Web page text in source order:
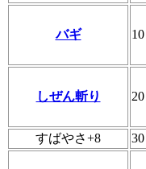
バギ 10
しぜん斬り 20
すばやさ+8
30